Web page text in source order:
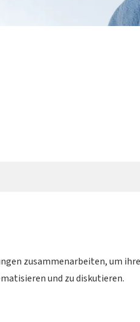
zusammenarbeiten, um ihre
und zu diskutieren.